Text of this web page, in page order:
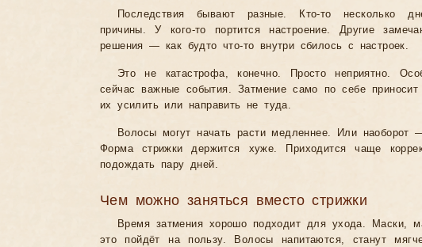
Последствия бывают разные. Кто-то несколько
причины. У кого-то портится настроение. Другие
решения — как будто что-то внутри сбилось с настроек.
Это не катастрофа, конечно. Просто неприятно.
сейчас важные события. Затмение само по себе
их усилить или направить не туда.
Волосы могут начать расти медленнее. Или наоборот
Форма стрижки держится хуже. Приходится чаще
подождать пару дней.
Чем можно заняться вместо стрижки
Время затмения хорошо подходит для ухода. Маски,
это пойдёт на пользу. Волосы напитаются, станут